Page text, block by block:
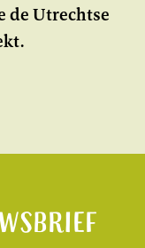
de Utrechtse